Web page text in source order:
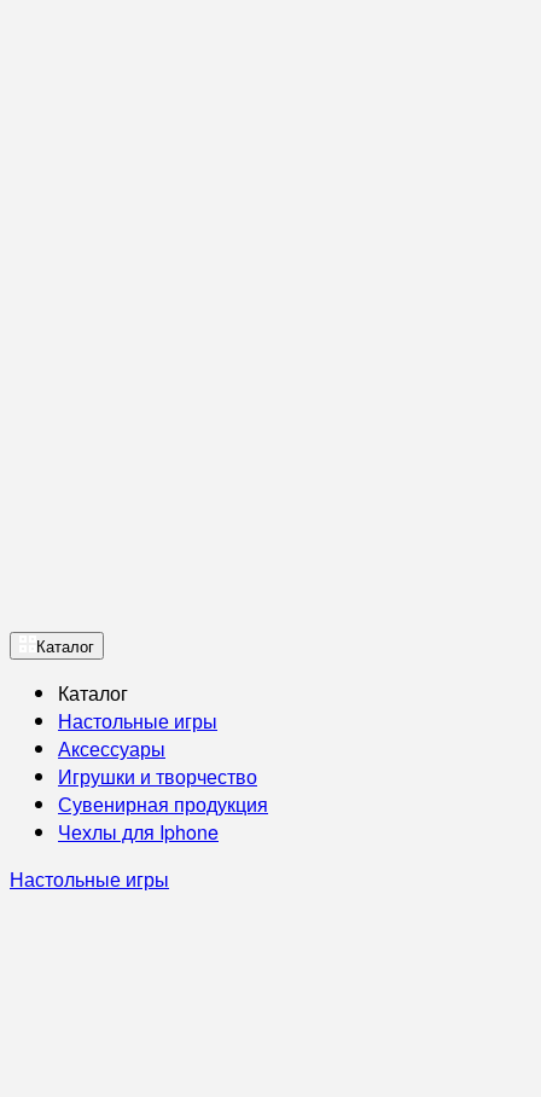
Каталог
Каталог
Настольные игры
Аксессуары
Игрушки и творчество
Сувенирная продукция
Чехлы для Iphone
Настольные игры